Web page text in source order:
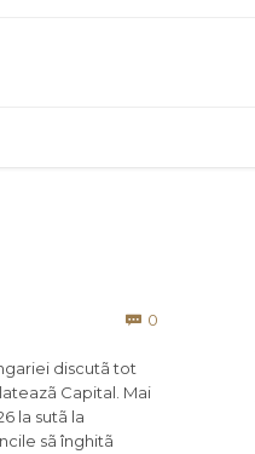
 0
discutã tot
Capital. Mai
la sutã la
sã înghitã